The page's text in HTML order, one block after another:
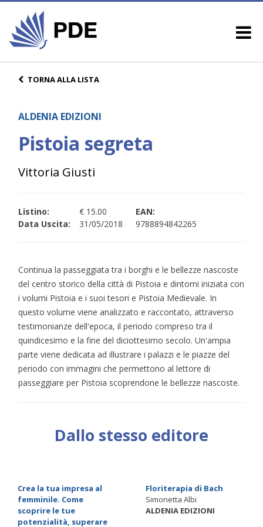
TORNA ALLA LISTA
ALDENIA EDIZIONI
Pistoia segreta
Vittoria Giusti
Listino:
€ 15.00
Data Uscita:
31/05/2018
EAN:
9788894842265
Continua la passeggiata tra i borghi e le bellezze nascoste
del centro storico della città di Pistoia e dintorni iniziata con
i volumi Pistoia e i suoi tesori e Pistoia Medievale. In
questo volume viene analizzato e raccontato, attraverso
testimonianze dell'epoca, il periodo compreso tra il
quindicesimo e la fine del diciottesimo secolo. Un'ampia
parte viene dedicata ad illustrare i palazzi e le piazze del
periodo con immagini che permettono al lettore di
passeggiare per Pistoia scoprendone le bellezze nascoste.
Dallo stesso editore
Crea la tua impresa al
femminile. Come
scoprire le tue
potenzialità, superare
Floriterapia di Bach
Simonetta Albi
ALDENIA EDIZIONI